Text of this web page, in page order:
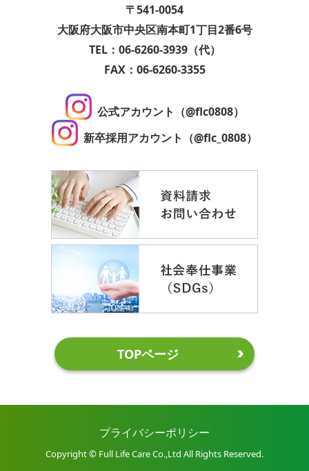
〒541-0054
大阪府大阪市中央区南本町1丁目2番6号
TEL：06-6260-3939（代）
FAX：06-6260-3355
公式アカウント（@flc0808）
新卒採用アカウント（@flc_0808）
TOPページ
プライバシーポリシー
Copyright © Full Life Care Co.,Ltd All Rights Reserved.